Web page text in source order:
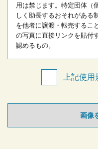
用は禁じます。 特定団体（
しく助長するおそれがある
を他者に譲渡・転売するこ
の写真に直接リンクを貼付
認めるもの。
上記使用
画像